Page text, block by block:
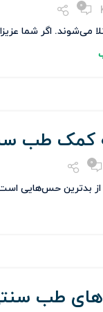
0
اگر شما
کمک طب
0
از بدترین
طب